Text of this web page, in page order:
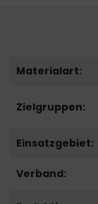
Materialart:
Zielgruppen:
Einsatzgebiet:
Verband: